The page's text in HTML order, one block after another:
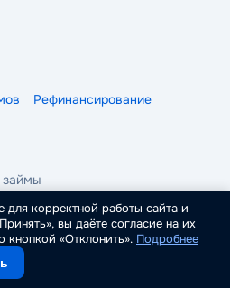
Рефинансирование
займы
корректной работы сайта и
вы даёте согласие на их
кнопкой «Отклонить». Подробнее